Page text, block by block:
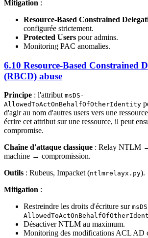
Mitigation :
Resource-Based Constrained
configurée strictement.
Protected Users pour admins.
Monitoring PAC anomalies.
6.10 Resource-Based Constrained
(RBCD) abuse
Principe : l'attribut msDS-
AllowedToActOnBehalfOfOtherIdentity
d'agir au nom d'autres users vers une
écrire cet attribut sur une ressource, il peut
compromise.
Chaîne d'attaque classique : Relay NTLM
machine → compromission.
Outils : Rubeus, Impacket (ntlmrelayx.py).
Mitigation :
Restreindre les droits d'écriture sur
Désactiver NTLM au maximum.
Monitoring des modifications ACL AD